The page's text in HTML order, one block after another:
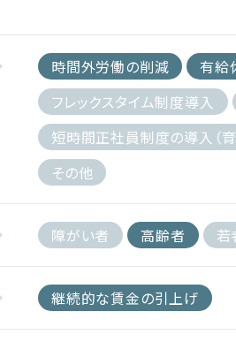
時間外労働の削減 有給
フレックスタイム制度導入
短時間正社員制度の導入（
その他
障がい者 高齢者 若
継続的な賃金の引上げ